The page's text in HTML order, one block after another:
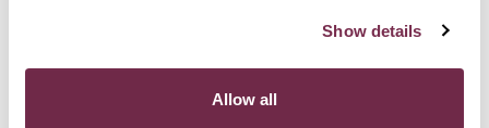
Show details
Allow all
consenso saranno trattati i Dati Particolari connessi alla tua
eventualmente prescelti ed adempiere ad un preciso